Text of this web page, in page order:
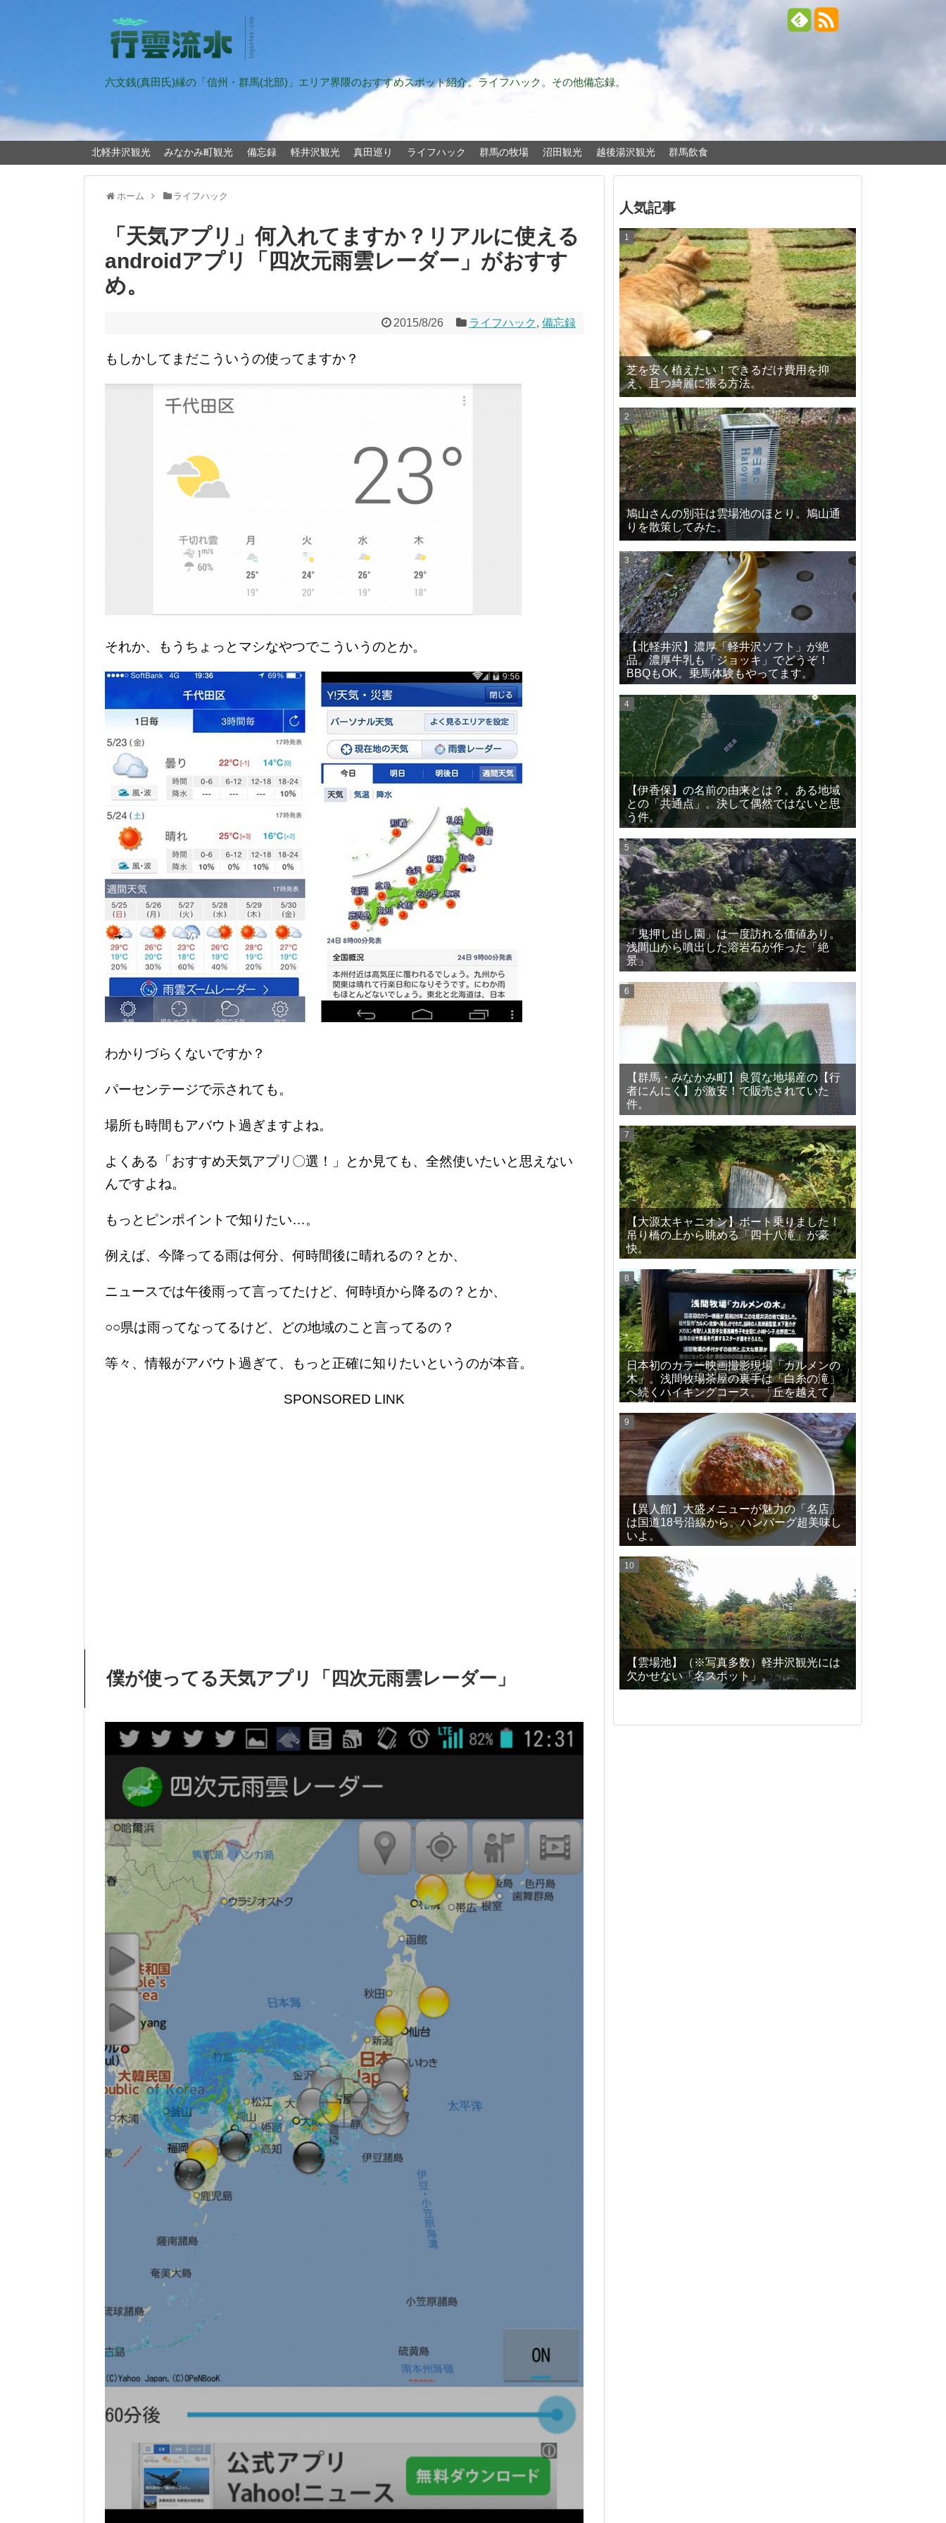
六文銭(真田氏)縁の「信州・群馬(北部)」エリア界隈のおすすめスポット紹介。ライフハック。その他備忘録。
北軽井沢観光 みなかみ町観光 備忘録 軽井沢観光 真田巡り ライフハック 群馬の牧場 沼田観光 越後湯沢観光 群馬飲食
ホーム ライフハック
「天気アプリ」何入れてますか？リアルに使える
androidアプリ「四次元雨雲レーダー」がおすす
め。
2015/8/26 ライフハック , 備忘録
もしかしてまだこういうの使ってますか？
それか、もうちょっとマシなやつでこういうのとか。
わかりづらくないですか？
パーセンテージで示されても。
場所も時間もアバウト過ぎますよね。
よくある「おすすめ天気アプリ〇選！」とか見ても、全然使いたいと思えない
んですよね。
もっとピンポイントで知りたい…。
例えば、今降ってる雨は何分、何時間後に晴れるの？とか、
ニュースでは午後雨って言ってたけど、何時頃から降るの？とか、
○○県は雨ってなってるけど、どの地域のこと言ってるの？
等々、情報がアバウト過ぎて、もっと正確に知りたいというのが本音。
SPONSORED LINK
僕が使ってる天気アプリ「四次元雨雲レーダー」
人気記事
芝を安く植えたい！できるだけ費用を抑
え、且つ綺麗に張る方法。
鳩山さんの別荘は雲場池のほとり。鳩山通
りを散策してみた。
【北軽井沢】濃厚「軽井沢ソフト」が絶
品。濃厚牛乳も「ジョッキ」でどうぞ！
BBQもOK。乗馬体験もやってます。
【伊香保】の名前の由来とは？。ある地域
との「共通点」。決して偶然ではないと思
う件。
「鬼押し出し園」は一度訪れる価値あり。
浅間山から噴出した溶岩石が作った「絶
景」
【群馬・みなかみ町】良質な地場産の【行
者にんにく】が激安！で販売されていた
件。
【大源太キャニオン】ボート乗りました！
吊り橋の上から眺める「四十八滝」が豪
快。
日本初のカラー映画撮影現場「カルメンの
木」。浅間牧場茶屋の裏手は「白糸の滝」
へ続くハイキングコース。「丘を越えて」
の碑も。
【異人館】大盛メニューが魅力の「名店」
は国道18号沿線から。ハンバーグ超美味し
いよ。
【雲場池】（※写真多数）軽井沢観光には
欠かせない「名スポット」。